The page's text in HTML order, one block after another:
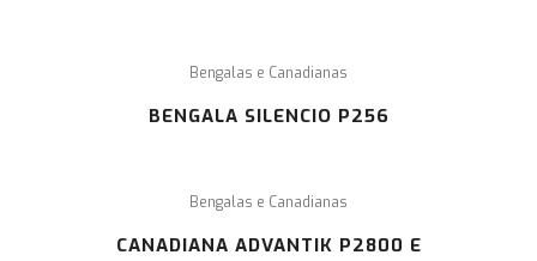
Bengalas e Canadianas
BENGALA SILENCIO P256
Bengalas e Canadianas
CANADIANA ADVANTIK P2800 E